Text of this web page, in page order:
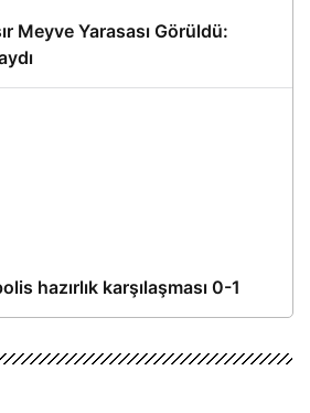
Meyve Yarasası Görüldü:
hazırlık karşılaşması 0-1